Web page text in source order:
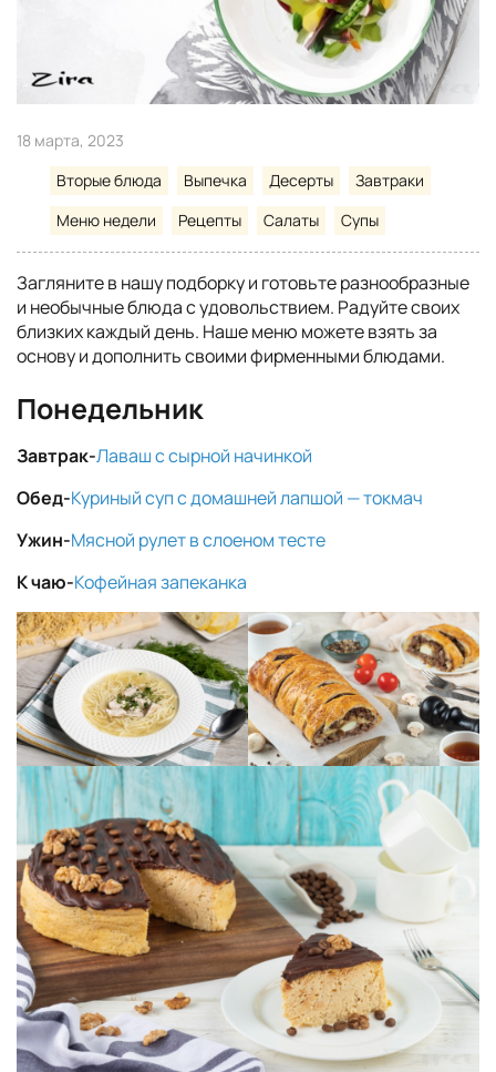
18 марта, 2023
Вторые блюда
Выпечка Десерты
Завтраки
Меню недели
Рецепты Салаты Супы
Загляните в нашу подборку и готовьте разнообразные
и необычные блюда с удовольствием. Радуйте своих
близких каждый день. Наше меню можете взять за
основу и дополнить своими фирменными блюдами.
Понедельник
Завтрак-Лаваш с сырной начинкой
Обед-Куриный суп с домашней лапшой — токмач
Ужин-Мясной рулет в слоеном тесте
К чаю-Кофейная запеканка